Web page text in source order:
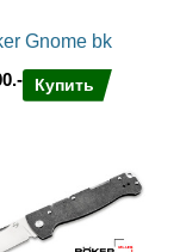
Gnome bk
Купить